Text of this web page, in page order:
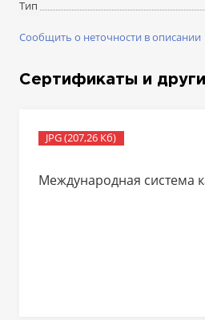
Тип
Сообщить о неточности в описании
Сертификаты и
JPG (207,26 Кб)
Международная система